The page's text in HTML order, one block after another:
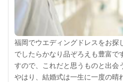
福岡でウエディングドレスをお
でしたらかなり品ぞろえも豊富で
すので、これだと思うものと出会
やはり、結婚式は一生に一度の晴